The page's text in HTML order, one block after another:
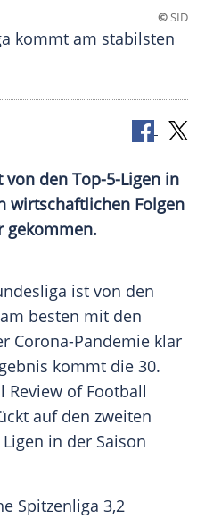
©SID
kommt am stabilsten
von den Top-5-Ligen in
wirtschaftlichen Folgen
gekommen.
ist von den
am besten mit den
Corona-Pandemie klar
kommt die 30.
Review of Football
auf den zweiten
in der Saison
Spitzenliga 3,2